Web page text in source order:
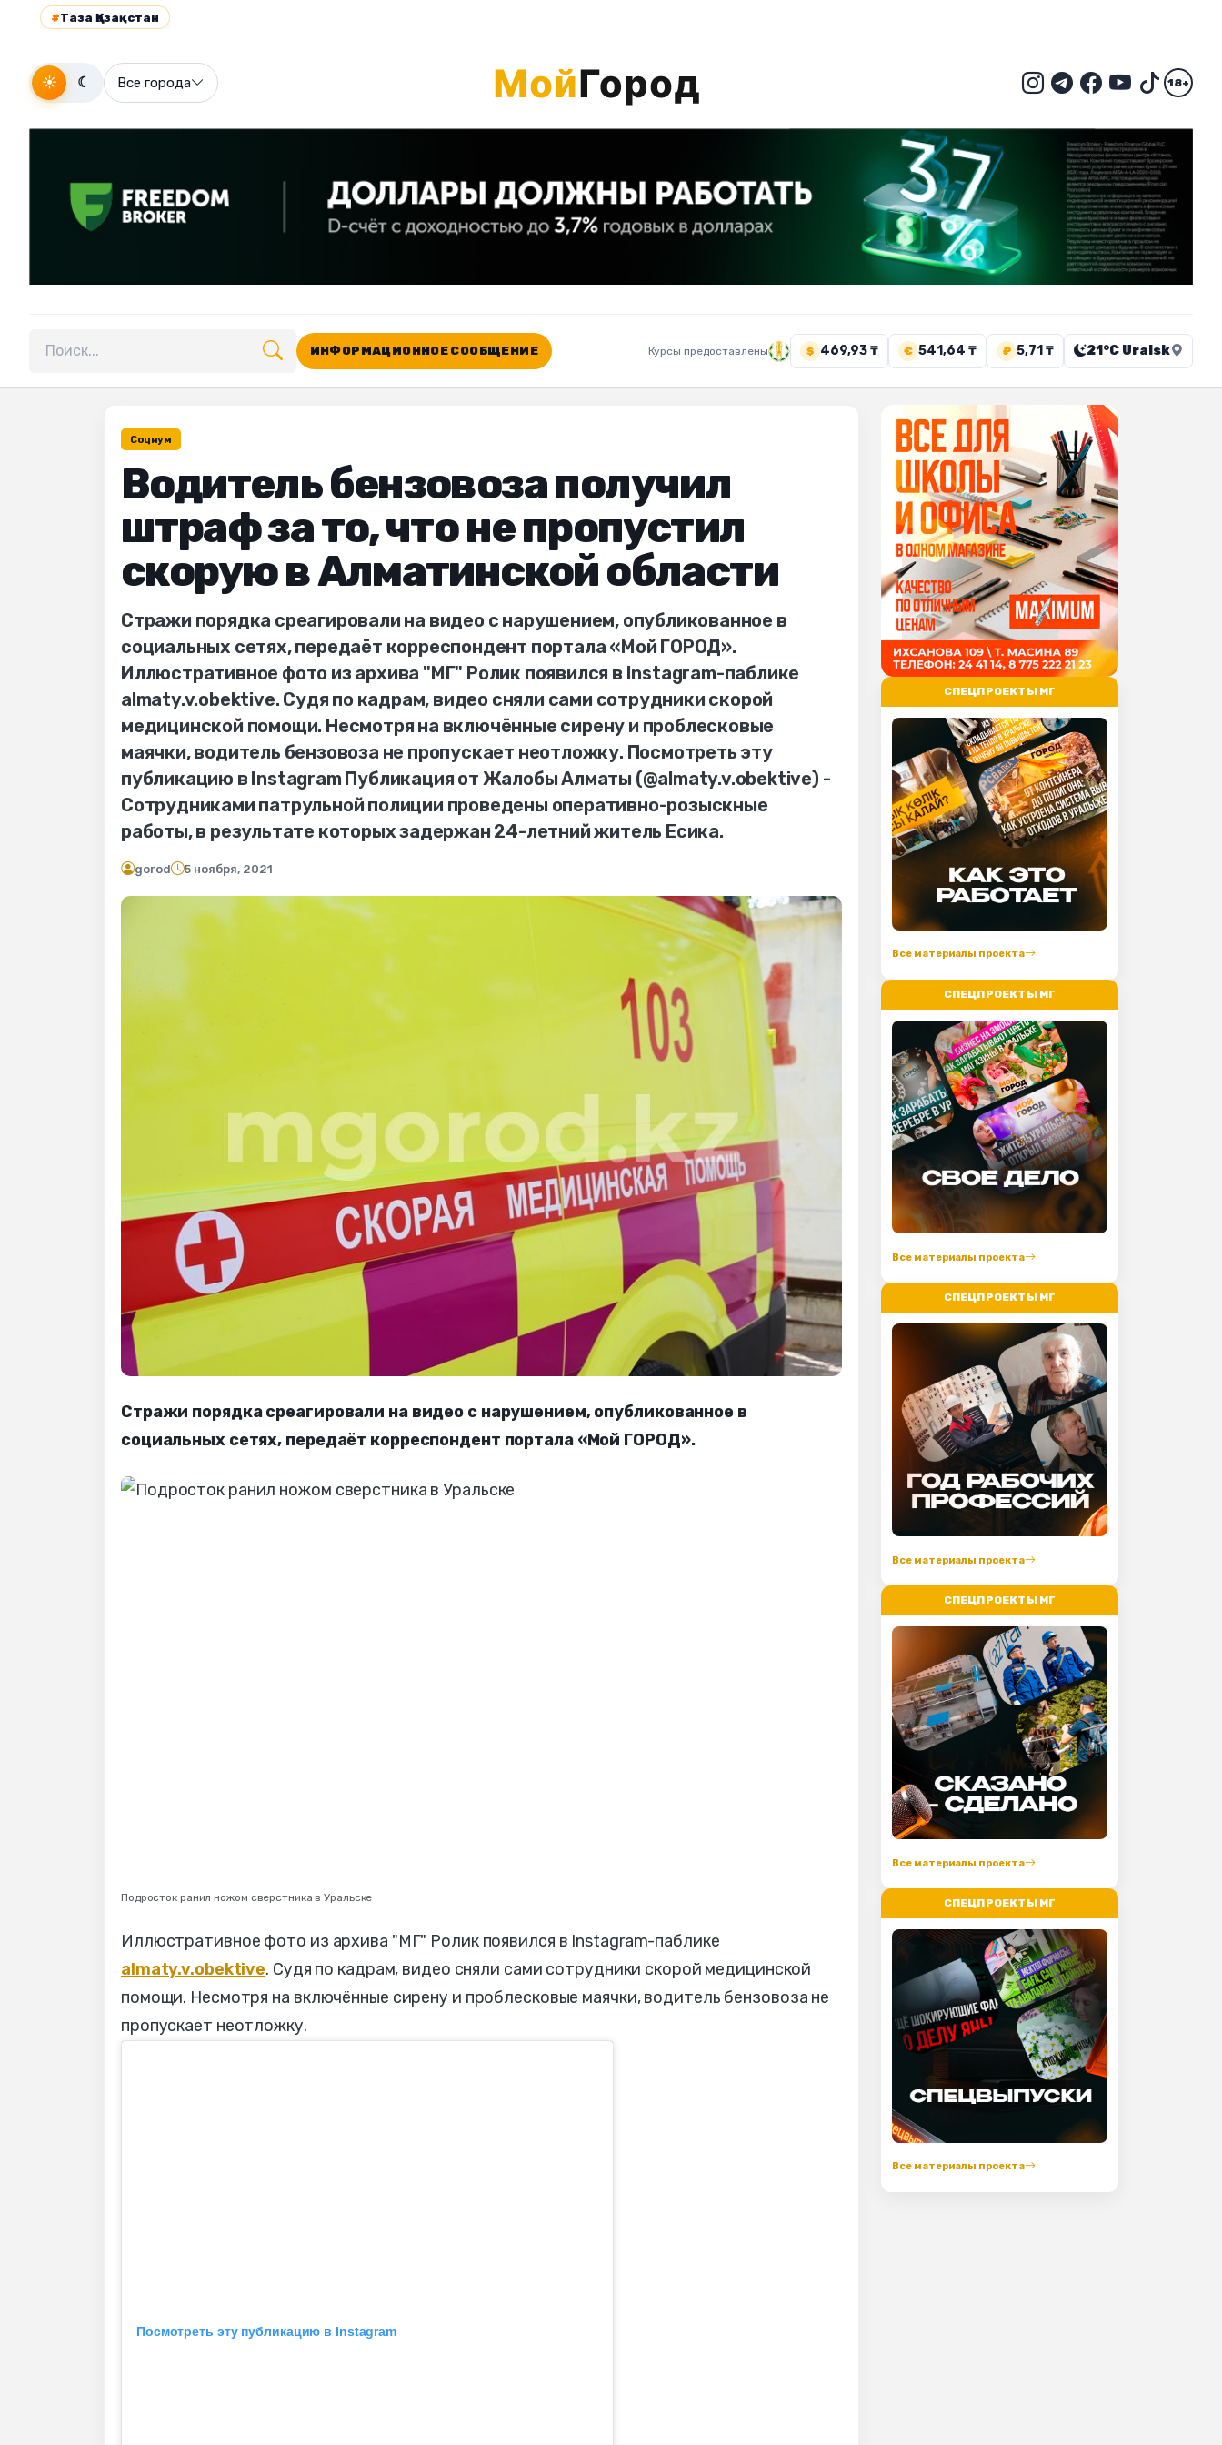
#Таза Қазақстан
☀ ☾ Все города 18+
Поиск по сайту
ИНФОРМАЦИОННОЕ СООБЩЕНИЕ Курсы предоставлены $ 469,93 ₸ € 541,64 ₸ ₽ 5,71 ₸ 21°C Uralsk
Социум
Водитель бензовоза получил
штраф за то, что не пропустил
скорую в Алматинской области
Стражи порядка среагировали на видео с нарушением, опубликованное в
социальных сетях, передаёт корреспондент портала «Мой ГОРОД».
Иллюстративное фото из архива "МГ" Ролик появился в Instagram-паблике
almaty.v.obektive. Судя по кадрам, видео сняли сами сотрудники скорой
медицинской помощи. Несмотря на включённые сирену и проблесковые
маячки, водитель бензовоза не пропускает неотложку. Посмотреть эту
публикацию в Instagram Публикация от Жалобы Алматы (@almaty.v.obektive) -
Сотрудниками патрульной полиции проведены оперативно-розыскные
работы, в результате которых задержан 24-летний житель Есика.
gorod 5 ноября, 2021
Стражи порядка среагировали на видео с нарушением, опубликованное в
социальных сетях, передаёт корреспондент портала «Мой ГОРОД».
Подросток ранил ножом сверстника в Уральске
Иллюстративное фото из архива "МГ" Ролик появился в Instagram-паблике
almaty.v.obektive. Судя по кадрам, видео сняли сами сотрудники скорой медицинской
помощи. Несмотря на включённые сирену и проблесковые маячки, водитель бензовоза не
пропускает неотложку.
Посмотреть эту публикацию в Instagram
СПЕЦПРОЕКТЫ МГ
Все материалы проекта
СПЕЦПРОЕКТЫ МГ
Все материалы проекта
СПЕЦПРОЕКТЫ МГ
Все материалы проекта
СПЕЦПРОЕКТЫ МГ
Все материалы проекта
СПЕЦПРОЕКТЫ МГ
Все материалы проекта